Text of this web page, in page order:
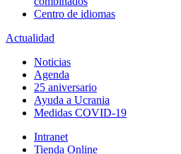
Centro de idiomas
Actualidad
Noticias
Agenda
25 aniversario
Ayuda a Ucrania
Medidas COVID-19
Intranet
Tienda Online